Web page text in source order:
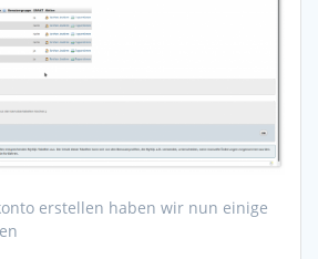
erstellen haben wir nun einige